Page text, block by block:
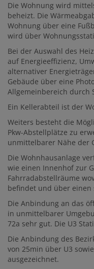
Die Wohnung wird
beheizt. Die
Wohnung über eine
wird über
Bei der Auswahl des
auf Energieeffizienz,
alternativer
Gebäude über eine
Allgemeinbereich durch
Ein Kellerabteil ist der
Weiters besteht die
Pkw-Abstellplätze zu
unmittelbarer Nähe der
Die Wohnhausanlage
wie einen Innenhof zur
Fahrradabstellräume
befindet und über einen
Die Anbindung an das
in unmittelbarer
72a sehr gut. Die U3
Die Anbindung des
von 25min über U3
ausgezeichnet.